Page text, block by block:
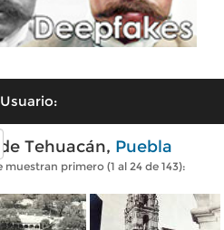
Tehuacán, Puebla
primero (1 al 24 de 143):